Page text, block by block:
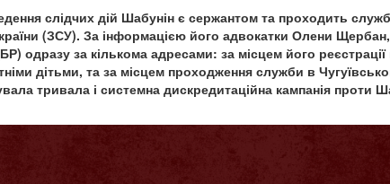
слідчих дій Шабунін є сержантом та проходить
(ЗСУ). За інформацією його адвокатки Олени
одразу за кількома адресами: за місцем його
дітьми, та за місцем проходження служби в
тривала і системна дискредитаційна кампанія проти